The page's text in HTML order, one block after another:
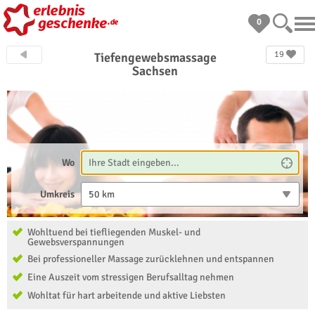
0
19
Tiefengewebsmassage
Sachsen
Wo
Umkreis 50 km
Wohltuend bei tiefliegenden Muskel- und
Gewebsverspannungen
Bei professioneller Massage zurücklehnen und entspannen
Eine Auszeit vom stressigen Berufsalltag nehmen
Wohltat für hart arbeitende und aktive Liebsten